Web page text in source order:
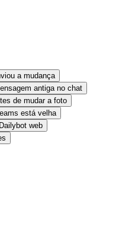
a mudança
antiga no chat
de mudar a foto
está velha
web